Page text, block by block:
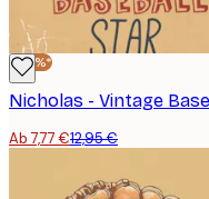
-40%*
Ab 7,77 €12,95 €